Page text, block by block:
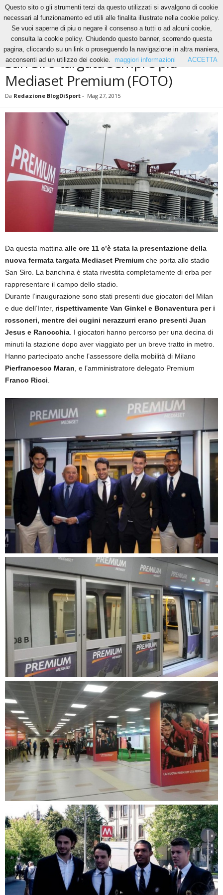
News San Siro targata sempre più Mediaset Premium (FOTO)
NEWS
San Siro targata sempre più
Mediaset Premium (FOTO)
Da Redazione BlogDiSport - Mag 27, 2015
Da questa mattina alle ore 11 c’è stata la presentazione della
nuova fermata targata Mediaset Premium che porta allo stadio
San Siro. La banchina è stata rivestita completamente di erba per
rappresentare il campo dello stadio.
Durante l’inaugurazione sono stati presenti due giocatori del Milan
e due dell’Inter, rispettivamente Van Ginkel e Bonaventura per i
rossoneri, mentre dei cugini nerazzurri erano presenti Juan
Jesus e Ranocchia . I giocatori hanno percorso per una decina di
minuti la stazione dopo aver viaggiato per un breve tratto in metro.
Hanno partecipato anche l’assessore della mobilità di Milano
Pierfrancesco Maran , e l’amministratore delegato Premium
Franco Ricci
Questo sito o gli strumenti terzi da questo utilizzati si avvalgono di cookie
necessari al funzionamento ed utili alle finalita illustrate nella cookie policy.
Se vuoi saperne di piu o negare il consenso a tutti o ad alcuni cookie,
consulta la cookie policy. Chiudendo questo banner, scorrendo questa
pagina, cliccando su un link o proseguendo la navigazione in altra maniera,
acconsenti ad un utilizzo dei cookie.
maggiori informazioni ACCETTA